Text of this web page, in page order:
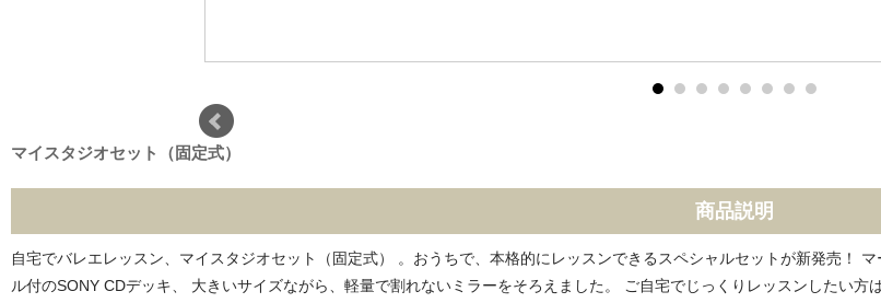
マイスタジオセット（固定式）
商品説明
自宅でバレエレッスン、マイスタジオセット（固定式） 。おうちで、本格的にレッスンできるスペシャルセットが新発売！
ル付のSONY CDデッキ、 大きいサイズながら、軽量で割れないミラーをそろえました。 ご自宅でじっくりレッスンしたい